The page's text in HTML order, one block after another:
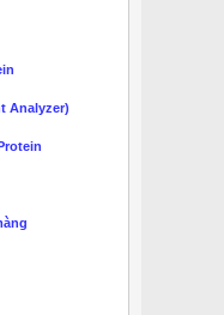
Analyzer)